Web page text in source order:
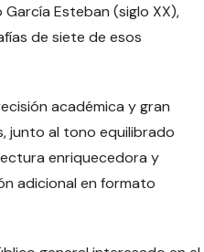
Esteban (siglo XX),
de siete de esos
académica y gran
junto al tono equilibrado
enriquecedora y
adicional en formato